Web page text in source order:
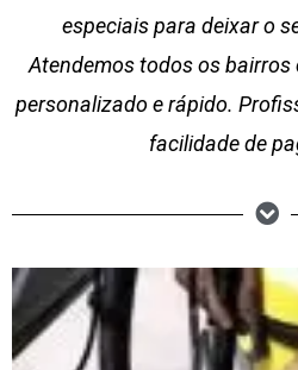
especiais para deixar o
Atendemos todos os
personalizado e rápido.
facilidade de